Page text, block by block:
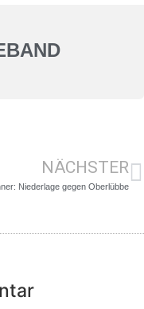
NÄCHSTER
Niederlage gegen Oberlübbe